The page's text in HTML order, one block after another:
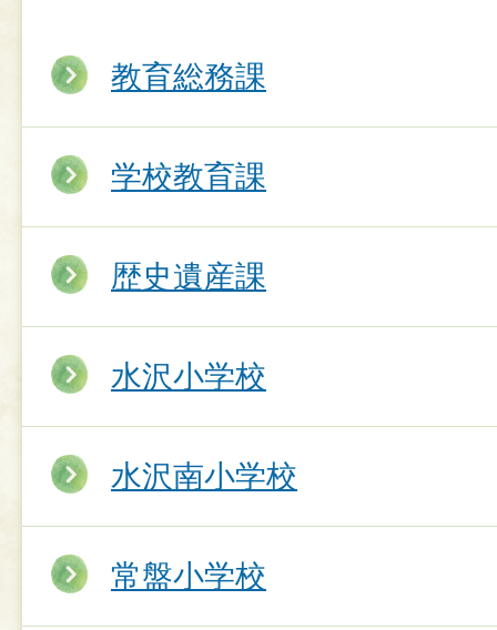
教育総務課
学校教育課
歴史遺産課
水沢小学校
水沢南小学校
常盤小学校